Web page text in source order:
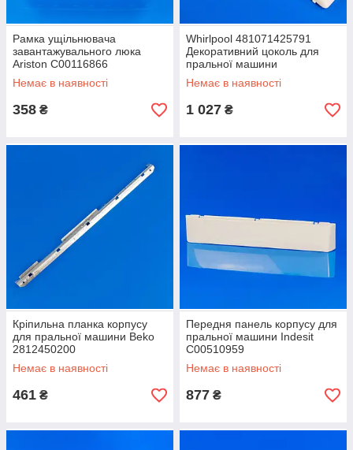
Рамка ущільнювача
завантажувального люка
Ariston C00116866
Немає в наявності
358 ₴
Whirlpool 481071425791
Декоративний цоколь для
пральної машини
Немає в наявності
1 027 ₴
Кріпильна планка корпусу
для пральної машини Beko
2812450200
Немає в наявності
461 ₴
Передня панель корпусу для
пральної машини Indesit
C00510959
Немає в наявності
877 ₴